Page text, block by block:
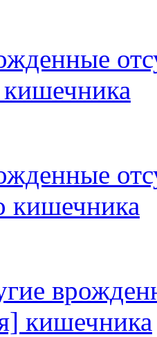
кишечника
кишечника
кишечника